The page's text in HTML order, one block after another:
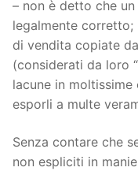
– non è detto che
legalmente
di vendita copiate
(considerati da loro
lacune in
esporli a multe
Senza contare che
non espliciti in